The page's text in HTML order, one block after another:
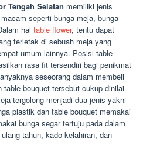
Tengah Selatan memiliki jenis
seperti bunga meja, bunga
hal table flower, tentu dapat
terletak di sebuah meja yang
umum lainnya. Posisi table
rasa fit tersendiri bagi penikmat
seseorang dalam membeli
table bouquet tersebut cukup dinilai
tergolong menjadi dua jenis yakni
plastik dan table bouquet memakai
bunga segar tertuju pada dalam
tahun, kado kelahiran, dan